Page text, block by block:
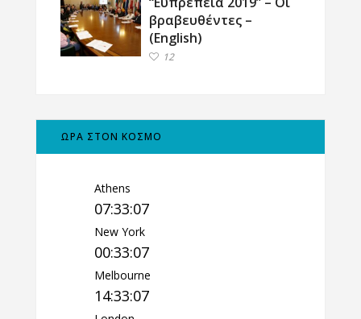
βραβευθέντες –
(English)
12
ΩΡΑ ΣΤΟΝ ΚΟΣΜΟ
Athens
07:33:09
New York
00:33:09
Melbourne
14:33:09